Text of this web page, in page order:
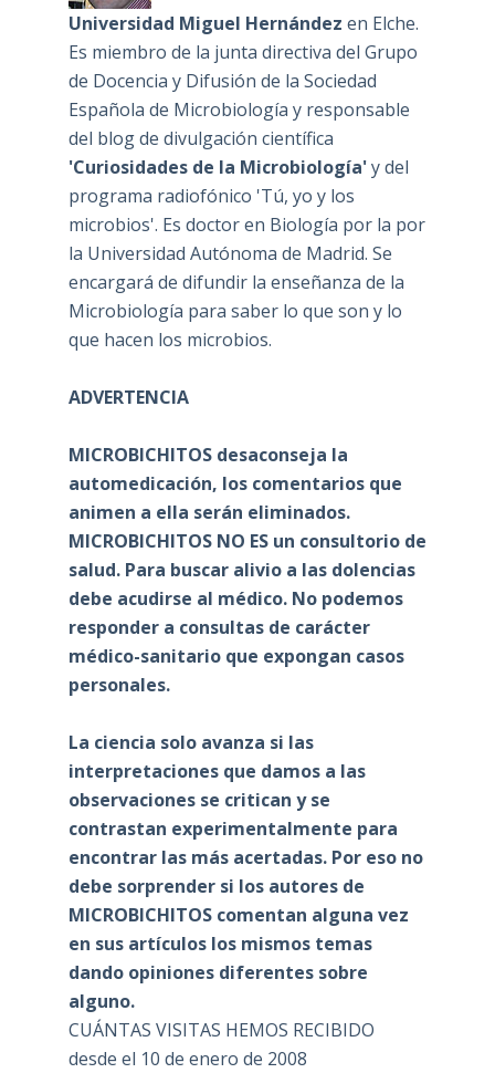
Universidad Miguel Hernández en Elche.
Es miembro de la junta directiva del Grupo
de Docencia y Difusión de la Sociedad
Española de Microbiología y responsable
del blog de divulgación científica
'Curiosidades de la Microbiología'y del
programa radiofónico 'Tú, yo y los
microbios'. Es doctor en Biología por la por
la Universidad Autónoma de Madrid. Se
encargará de difundir la enseñanza de la
Microbiología para saber lo que son y lo
que hacen los microbios.
ADVERTENCIA
MICROBICHITOS desaconseja la
automedicación, los comentarios que
animen a ella serán eliminados.
MICROBICHITOS NO ES un consultorio de
salud. Para buscar alivio a las dolencias
debe acudirse al médico. No podemos
responder a consultas de carácter
médico-sanitario que expongan casos
personales.
La ciencia solo avanza si las
interpretaciones que damos a las
observaciones se critican y se
contrastan experimentalmente para
encontrar las más acertadas. Por eso no
debe sorprender si los autores de
MICROBICHITOS comentan alguna vez
en sus artículos los mismos temas
dando opiniones diferentes sobre
alguno.
CUÁNTAS VISITAS HEMOS RECIBIDO
desde el 10 de enero de 2008